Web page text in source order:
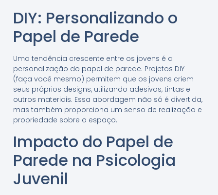
DIY: Personalizando o
Papel de Parede
Uma tendência crescente entre os jovens é a
personalização do papel de parede. Projetos DIY
(faça você mesmo) permitem que os jovens criem
seus próprios designs, utilizando adesivos, tintas e
outros materiais. Essa abordagem não só é divertida,
mas também proporciona um senso de realização e
propriedade sobre o espaço.
Impacto do Papel de
Parede na Psicologia
Juvenil